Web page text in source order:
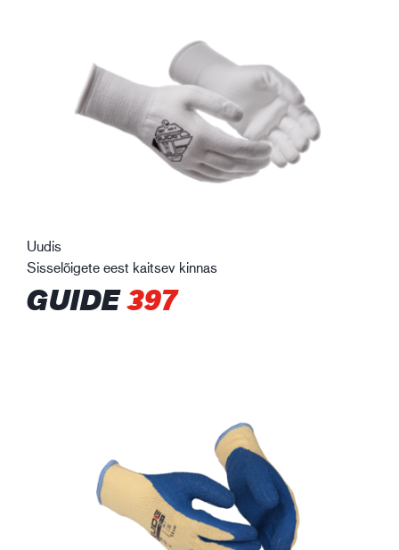
Uudis
Sisselõigete eest kaitsev kinnas
GUIDE397